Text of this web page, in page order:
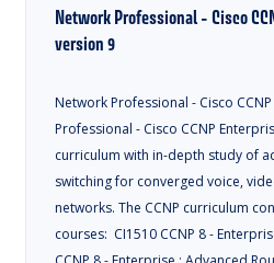
Network Professional - Cisco
version 9
Network Professional - Cisco
Professional - Cisco CCNP
curriculum with in-depth study of
switching for converged voice,
networks. The CCNP curriculum
courses: CI1510 CCNP 8 -